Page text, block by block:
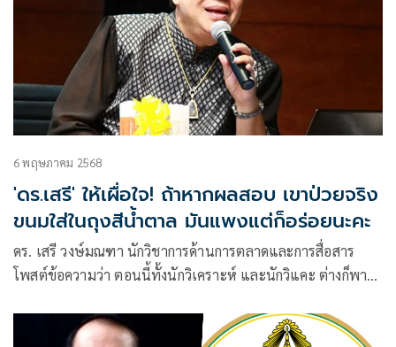
6 พฤษภาคม 2568
'ดร.เสรี' ให้เผื่อใจ! ถ้าหากผลสอบ เขาป่วยจริง
ขนมใส่ในถุงสีน้ำตาล มันแพงแต่ก็อร่อยนะคะ
ดร. เสรี วงษ์มณฑา นักวิชาการด้านการตลาดและการสื่อสาร
โพสต์ข้อความว่า ตอนนี้ทั้งนักวิเคราะห์ และนักวิแคะ ต่างก็พา